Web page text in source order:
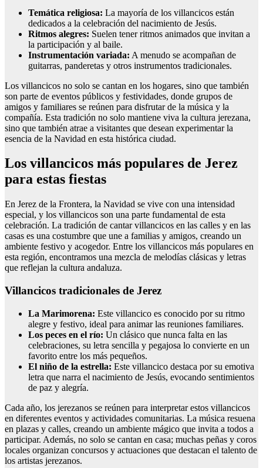
Temática religiosa: La mayoría de los villancicos están
dedicados a la celebración del nacimiento de Jesús.
Ritmos alegres: Suelen tener ritmos animados que invitan a
la participación y al baile.
Instrumentación variada: A menudo se acompañan de
guitarras, panderetas y otros instrumentos tradicionales.
Los villancicos no solo se cantan en los hogares, sino que también
son parte de eventos públicos y festividades, donde grupos de
amigos y familiares se reúnen para disfrutar de la música y la
compañía. Esta tradición no solo mantiene viva la cultura jerezana,
sino que también atrae a visitantes que desean experimentar la
esencia de la Navidad en esta histórica ciudad.
Los villancicos más populares de Jerez
para estas fiestas
En Jerez de la Frontera, la Navidad se vive con una intensidad
especial, y los villancicos son una parte fundamental de esta
celebración. La tradición de cantar villancicos en las calles y en las
casas es una costumbre que une a familias y amigos, creando un
ambiente festivo y acogedor. Entre los villancicos más populares en
esta región, encontramos una mezcla de melodías clásicas y letras
que reflejan la cultura andaluza.
Villancicos tradicionales de Jerez
La Marimorena: Este villancico es conocido por su ritmo
alegre y festivo, ideal para animar las reuniones familiares.
Los peces en el río: Un clásico que nunca falta en las
celebraciones, su letra sencilla y pegajosa lo convierte en un
favorito entre los más pequeños.
El niño de la estrella: Este villancico destaca por su emotiva
letra que narra el nacimiento de Jesús, evocando sentimientos
de paz y alegría.
Cada año, los jerezanos se reúnen para interpretar estos villancicos
en diferentes eventos y actividades comunitarias. La música resuena
en plazas y calles, creando un ambiente mágico que invita a todos a
participar. Además, no solo se cantan en casa; muchas peñas y coros
locales organizan concursos y actuaciones que destacan el talento de
los artistas jerezanos.